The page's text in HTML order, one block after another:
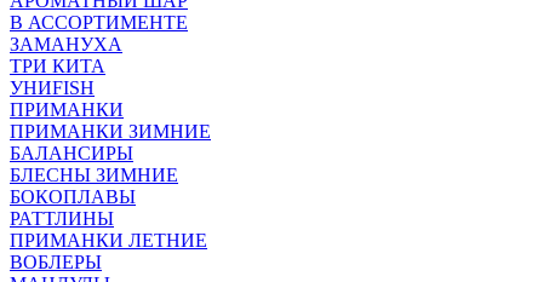
В АССОРТИМЕНТЕ
ЗАМАНУХА
ТРИ КИТА
УНИFISH
ПРИМАНКИ
ПРИМАНКИ ЗИМНИЕ
БАЛАНСИРЫ
БЛЕСНЫ ЗИМНИЕ
БОКОПЛАВЫ
РАТТЛИНЫ
ПРИМАНКИ ЛЕТНИЕ
ВОБЛЕРЫ